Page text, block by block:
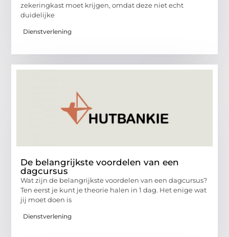
zekeringkast moet krijgen, omdat deze niet echt
duidelijke
Dienstverlening
De belangrijkste voordelen van een
dagcursus
Wat zijn de belangrijkste voordelen van een dagcursus?
Ten eerst je kunt je theorie halen in 1 dag. Het enige wat
jij moet doen is
Dienstverlening